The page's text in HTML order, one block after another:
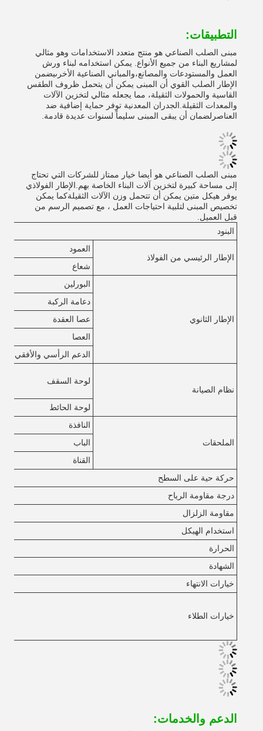
التطبيقات:
مبنى الصلب الصناعي هو منتج متعدد الاستخدامات وهو مثالي
لمشاريع البناء من جميع الأنواع. يمكن استخدامه لبناء ورش
العمل والمستودعات والمصانع،والمباني الصناعية الأخرىيضمن
الإطار الصلب القوي أن المبنى يمكن أن يتحمل ظروف الطقس
القاسية والحمولات الثقيلة، مما يجعله مثالي لتخزين الآلات
والمعدات الثقيلة.الجدران المعدنية توفر حماية إضافية ضد
العناصرلضمان أن يبقى المبنى سليماً لسنوات عديدة قادمة.
مبنى الصلب الصناعي هو أيضا خيار ممتاز للشركات التي تحتاج
إلى مساحة كبيرة لتخزين آلات البناء الخاصة بهم.الإطار الفولاذي
يوفر هيكل متين يمكن أن تتحمل وزن الآلات الثقيلةكما يمكن
تخصيص المبنى لتلبية احتياجات العمل ، مع تصميم الرسم من
قبل العميل.
البنود
الإطار الرئيسي من الفولاذ
العمود
شعاع
الإطار الثانوي
البورلين
دعامة الركبة
عصا العقدة
العصا
الدعم الرأسي والأفقي
نظام الصيانة
لوحة السقف
لوحة الحائط
الملحقات
النافذة
الباب
القناة
حركة حية على السطح
درجة مقاومة الرياح
مقاومة الزلزال
استخدام الهيكل
الحرارة
الشهادة
خيارات الانتهاء
خيارات الطلاء
الدعم والخدمات: